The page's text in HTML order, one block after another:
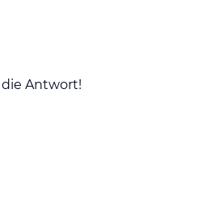
Antwort!